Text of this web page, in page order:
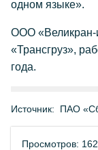
одном языке».
ООО «Великран-
«Трансгруз»,
года.
Источник: ПАО
Просмотров: